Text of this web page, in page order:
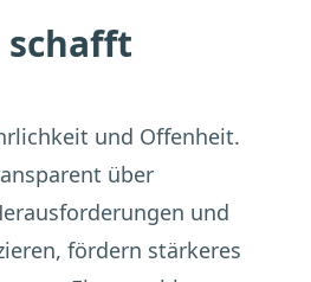
schafft
und Offenheit.
über
und
fördern stärkeres